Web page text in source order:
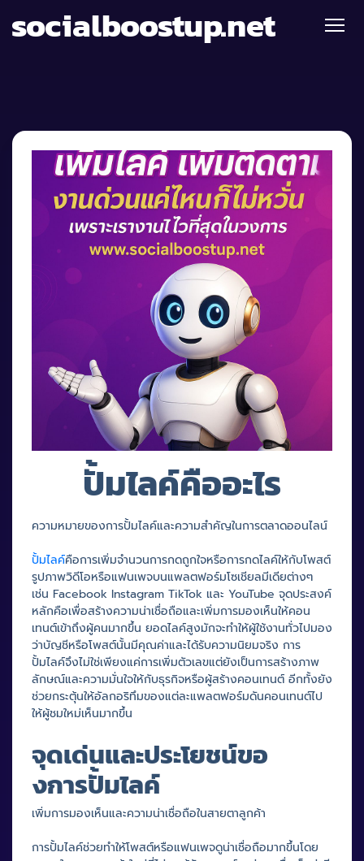
socialboostup.net
ปั้มไลค์คืออะไร
ความหมายของการปั้มไลค์และความสำคัญในการตลาดออนไลน์
ปั้มไลค์คือการเพิ่มจำนวนการกดถูกใจหรือการกดไลค์ให้กับโพสต์
รูปภาพวิดีโอหรือแฟนเพจบนแพลตฟอร์มโซเชียลมีเดียต่างๆ
เช่น Facebook Instagram TikTok และ YouTube จุดประสงค์
หลักคือเพื่อสร้างความน่าเชื่อถือและเพิ่มการมองเห็นให้คอน
เทนต์เข้าถึงผู้คนมากขึ้น ยอดไลค์สูงมักจะทำให้ผู้ใช้งานทั่วไปมอง
ว่าบัญชีหรือโพสต์นั้นมีคุณค่าและได้รับความนิยมจริง การ
ปั้มไลค์จึงไม่ใช่เพียงแค่การเพิ่มตัวเลขแต่ยังเป็นการสร้างภาพ
ลักษณ์และความมั่นใจให้กับธุรกิจหรือผู้สร้างคอนเทนต์ อีกทั้งยัง
ช่วยกระตุ้นให้อัลกอริทึมของแต่ละแพลตฟอร์มดันคอนเทนต์ไป
ให้ผู้ชมใหม่เห็นมากขึ้น
จุดเด่นและประโยชน์ขอ
งการปั้มไลค์
เพิ่มการมองเห็นและความน่าเชื่อถือในสายตาลูกค้า
การปั้มไลค์ช่วยทำให้โพสต์หรือแฟนเพจดูน่าเชื่อถือมากขึ้นโดย